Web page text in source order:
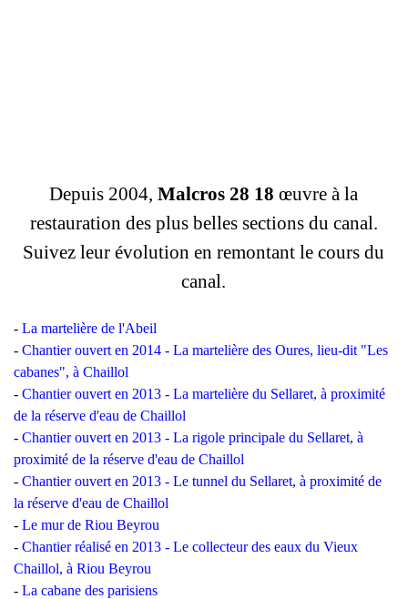
Depuis 2004,Malcros 28 18 œuvre à la
restauration des plus belles sections du canal.
Suivez leur évolution en remontant le cours du
canal.
- La martelière de l'Abeil
- Chantier ouvert en 2014 - La martelière des Oures, lieu-dit "Les
cabanes", à Chaillol
- Chantier ouvert en 2013 - La martelière du Sellaret, à proximité
de la réserve d'eau de Chaillol
- Chantier ouvert en 2013 - La rigole principale du Sellaret, à
proximité de la réserve d'eau de Chaillol
- Chantier ouvert en 2013 - Le tunnel du Sellaret, à proximité de
la réserve d'eau de Chaillol
- Le mur de Riou Beyrou
- Chantier réalisé en 2013 - Le collecteur des eaux du Vieux
Chaillol, à Riou Beyrou
- La cabane des parisiens